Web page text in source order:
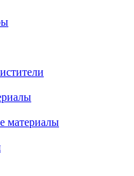
материалы